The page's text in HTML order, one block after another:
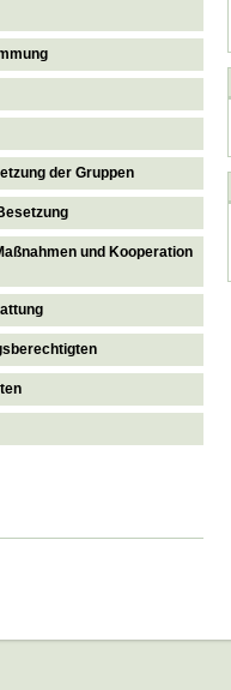
der Gruppen
und Kooperation